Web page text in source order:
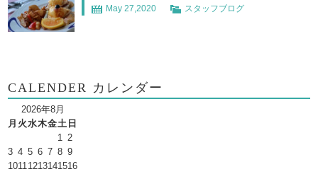
May 27,2020 スタッフブログ
CALENDER カレンダー
2026年8月
月 火水木金土 日
1 2
3 4 5 6 7 8 9
10111213141516